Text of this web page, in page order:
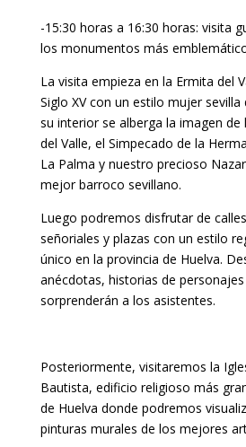
-15:30 horas a 16:30 horas: visita
los monumentos más
La visita empieza en la Ermita del
Siglo XV con un estilo mujer sevilla
su interior se alberga la imagen de
del Valle, el Simpecado de la
La Palma y nuestro precioso
mejor barroco sevillano.
Luego podremos disfrutar de
señoriales y plazas con un estilo
único en la provincia de Huelva.
anécdotas, historias de
sorprenderán a los asistentes.
Posteriormente, visitaremos la
Bautista, edificio religioso más
de Huelva donde podremos
pinturas murales de los mejores